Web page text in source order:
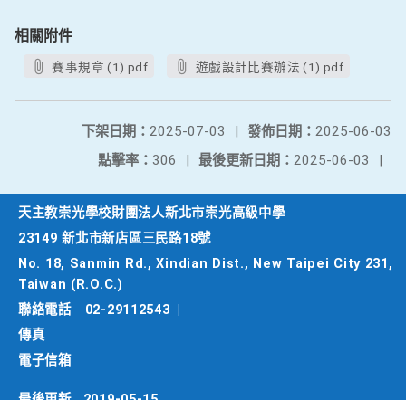
相關附件
賽事規章 (1).pdf 遊戲設計比賽辦法 (1).pdf
發佈日期： 2025-06-03
下架日期： 2025-07-03
|
最後更新日期： 2025-06-03 |
點擊率： 306 |
天主教崇光學校財團法人新北市崇光高級中學
23149 新北市新店區三民路18號
No. 18, Sanmin Rd., Xindian Dist., New Taipei City 231,
Taiwan (R.O.C.)
聯絡電話
02-29112543
傳真
電子信箱